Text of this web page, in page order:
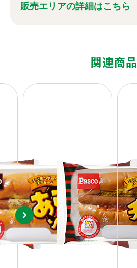
販売エリアの詳細はこちら
関連商品